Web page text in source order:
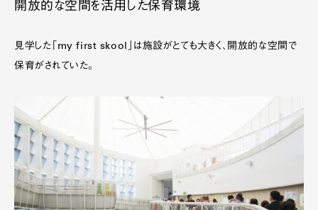
開放的な空間を活用した保育環境
見学した「my first skool」は施設がとても大きく、開放的な空間で
保育がされていた。